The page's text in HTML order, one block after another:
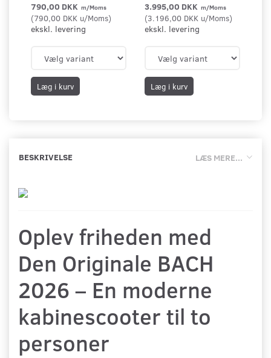
790,00 DKK m/Moms
(790,00 DKK u/Moms)
ekskl. levering
Læg i kurv
3.995,00 DKK m/Moms
(3.196,00 DKK u/Moms)
ekskl. levering
Læg i kurv
LÆS MERE...
BESKRIVELSE
Oplev friheden med
Den Originale BACH
2026 – En moderne
kabinescooter til to
personer